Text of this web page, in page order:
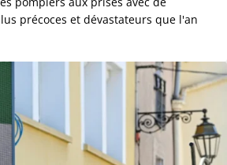
précoces et dévastateurs que l'an